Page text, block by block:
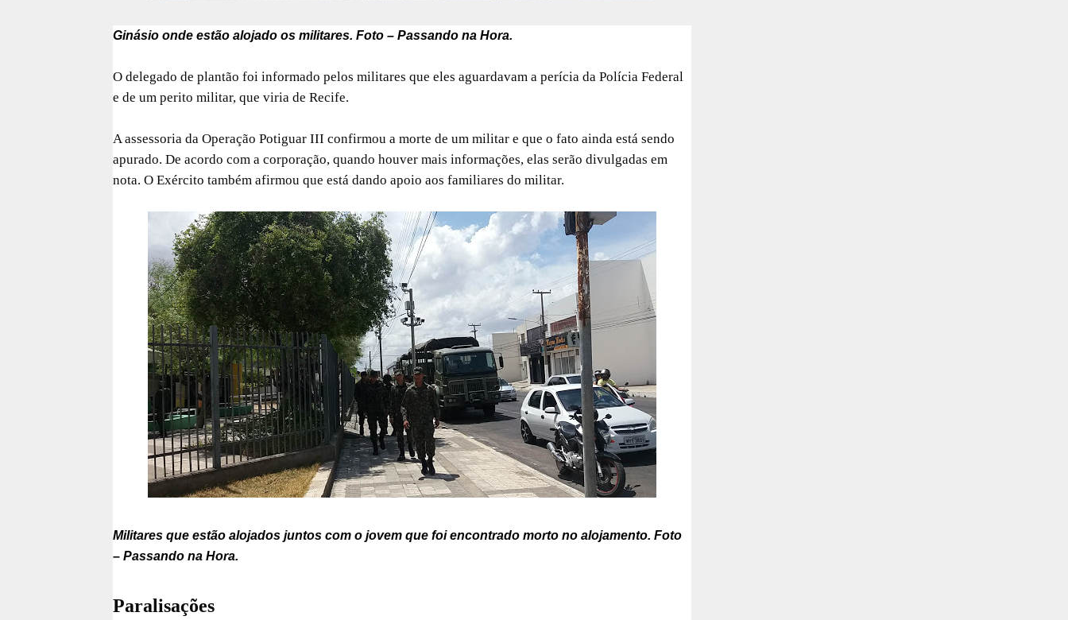
Ginásio onde estão alojado os militares. Foto – Passando na Hora.
O delegado de plantão foi informado pelos militares que eles aguardavam a perícia da Polícia Federal
e de um perito militar, que viria de Recife.
A assessoria da Operação Potiguar III confirmou a morte de um militar e que o fato ainda está sendo
apurado. De acordo com a corporação, quando houver mais informações, elas serão divulgadas em
nota. O Exército também afirmou que está dando apoio aos familiares do militar.
Militares que estão alojados juntos com o jovem que foi encontrado morto no alojamento. Foto
– Passando na Hora.
Paralisações